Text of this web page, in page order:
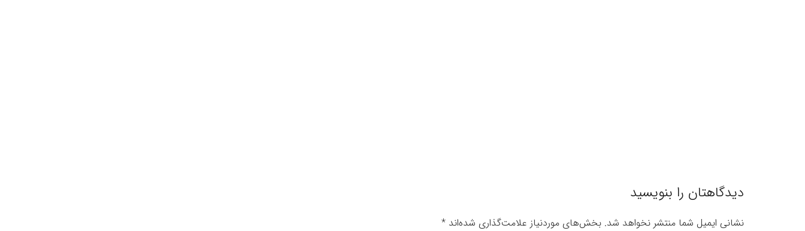
دیدگاهتان را بنویسید
نشانی ایمیل شما منتشر نخواهد شد. بخش‌های موردنیاز علامت‌گذاری شده‌اند *